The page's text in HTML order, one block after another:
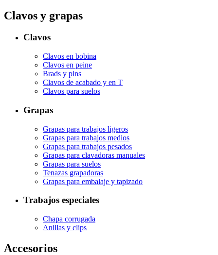
Clavos y grapas
Clavos
Clavos en bobina
Clavos en peine
Brads y pins
Clavos de acabado y en T
Clavos para suelos
Grapas
Grapas para trabajos ligeros
Grapas para trabajos medios
Grapas para trabajos pesados
Grapas para clavadoras manuales
Grapas para suelos
Tenazas grapadoras
Grapas para embalaje y tapizado
Trabajos especiales
Chapa corrugada
Anillas y clips
Accesorios